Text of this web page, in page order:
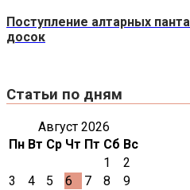
Поступление алтарных
досок
Статьи по дням
Август 2026
Пн Вт Ср Чт Пт Сб Вс
1
2
3
4 5 6 7 8
9